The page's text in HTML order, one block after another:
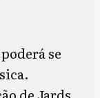
se
de Jards